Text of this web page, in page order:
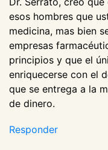
esos hombres que
medicina, mas bien
empresas
principios y que el
enriquecerse con el
que se entrega a la
de dinero.
Responder